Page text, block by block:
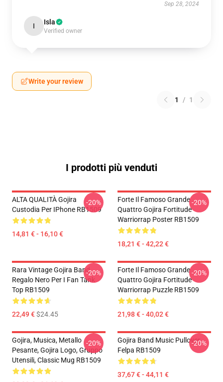
Sep 28, 2024
I Isla
Verified owner
Write your review
1 / 1
I prodotti più venduti
ALTA QUALITÀ Gojira
Custodia Per IPhone RB1509
14,81 € - 16,10 €
-20%
Forte Il Famoso Grande
Quattro Gojira Fortitude
Warriorrap Poster RB1509
18,21 € - 42,22 €
-20%
Rara Vintage Gojira Band
Regalo Nero Per I Fan Tank
Top RB1509
22,49 €$24.45
-20%
Forte Il Famoso Grande
Quattro Gojira Fortitude
Warriorrap Puzzle RB1509
21,98 € - 40,02 €
-20%
Gojira, Musica, Metallo
Pesante, Gojira Logo, Gruppo
Utensili, Classic Mug RB1509
-20%
Gojira Band Music Pullover
Felpa RB1509
37,67 € - 44,11 €
-20%